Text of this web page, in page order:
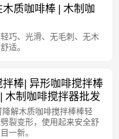
质咖啡棒 | 木制咖
巧、光滑、无毛刺、无木
适。
棒| 异形咖啡搅拌棒
木制咖啡搅拌器批发
解木质咖啡搅拌棒棒轻
裂变形，使用起来安全舒
一新。